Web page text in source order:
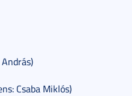
Csaba Miklós)